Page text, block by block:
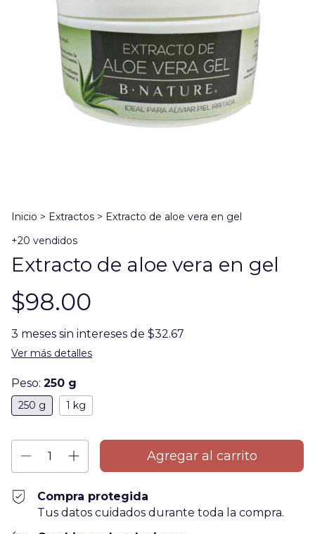
Inicio > Extractos > Extracto de aloe vera en gel
+20 vendidos
Extracto de aloe vera en gel
$98.00
3 meses sin intereses de $32.67
Ver más detalles
Peso: 250 g
250 g 1 kg
Compra protegida
Tus datos cuidados durante toda la compra.